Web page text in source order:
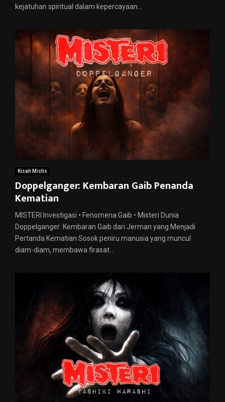
kejatuhan spiritual dalam kepercayaan...
Kisah Mistis
Doppelganger: Kembaran Gaib Penanda
Kematian
MISTERI Investigasi • Fenomena Gaib • Misteri Dunia
Doppelganger: Kembaran Gaib dari Jerman yang Menjadi
Pertanda Kematian Sosok peniru manusia yang muncul
diam-diam, membawa firasat...